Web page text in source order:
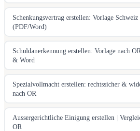
Schenkungsvertrag erstellen: Vorlage Schweiz
(PDF/Word)
Schuldanerkennung erstellen: Vorlage nach
& Word
Spezialvollmacht erstellen: rechtssicher &
nach OR
Aussergerichtliche Einigung erstellen |
OR